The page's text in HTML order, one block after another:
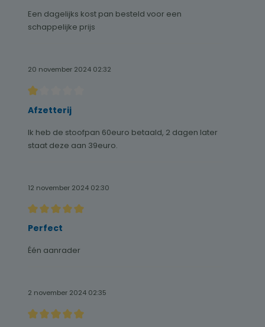
Een dagelijks kost pan besteld voor een
schappelijke prijs
20 november 2024 02:32
Recensie met een waardering van 1 van de 5 sterren
Afzetterij
Ik heb de stoofpan 60euro betaald, 2 dagen later
staat deze aan 39euro.
12 november 2024 02:30
Recensie met een waardering van 5 van de 5 sterren
Perfect
Één aanrader
2 november 2024 02:35